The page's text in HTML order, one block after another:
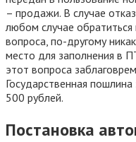
– продажи. В случае
любом случае
вопроса, по-другому
место для заполнения в
этот вопроса
Государственная
500 рублей.
Постановка